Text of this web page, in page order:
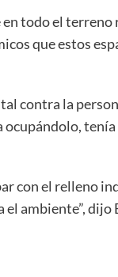
todo el
que estos
contra la
ocupándolo,
con el relleno
el ambiente”, dijo